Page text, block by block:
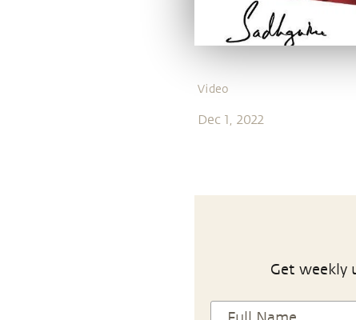
Video
Dec 1, 2022
Get weekly